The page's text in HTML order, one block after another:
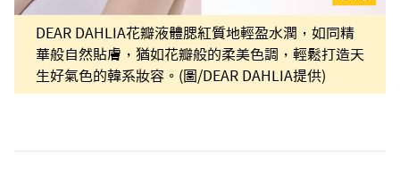
DEAR DAHLIA花瓣液體腮紅質地輕盈水潤，如同精
華般自然貼膚，猶如花瓣般的柔美色調，輕鬆打造天
生好氣色的韓系妝容。(圖/DEAR DAHLIA提供)